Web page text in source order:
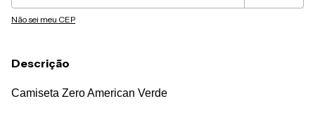
Não sei meu CEP
Descrição
Camiseta Zero American Verde